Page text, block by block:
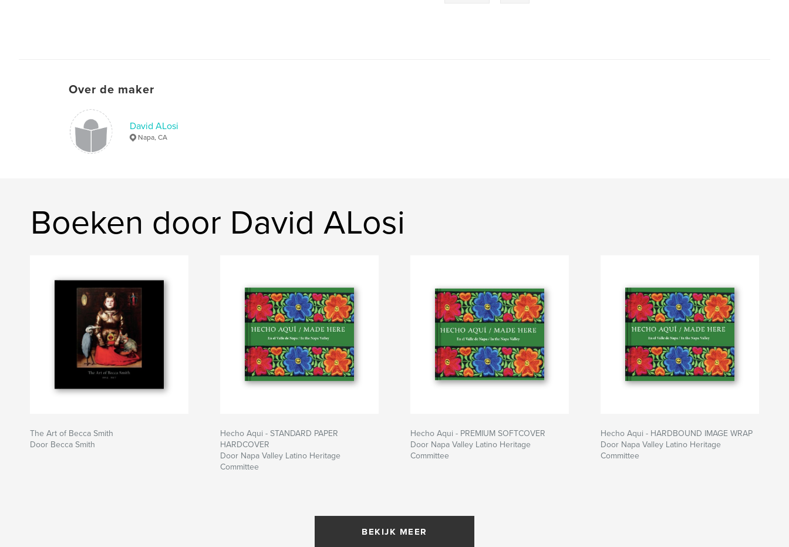
Over de maker
David ALosi
Napa, CA
Boeken door David ALosi
The Art of Becca Smith
Door Becca Smith
Hecho Aqui - STANDARD PAPER
HARDCOVER
Door Napa Valley Latino Heritage
Committee
Hecho Aqui - PREMIUM SOFTCOVER
Door Napa Valley Latino Heritage
Committee
Hecho Aqui - HARDBOUND IMAGE WRAP
Door Napa Valley Latino Heritage
Committee
BEKIJK MEER